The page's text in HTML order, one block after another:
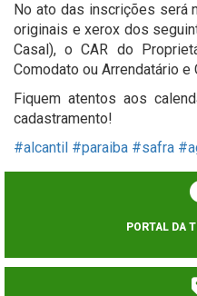
No ato das inscrições será
originais e xerox dos
Casal), o CAR do
Comodato ou Arrendatário
Fiquem atentos aos
cadastramento!
#alcantil #paraiba #safra
PORTAL DA